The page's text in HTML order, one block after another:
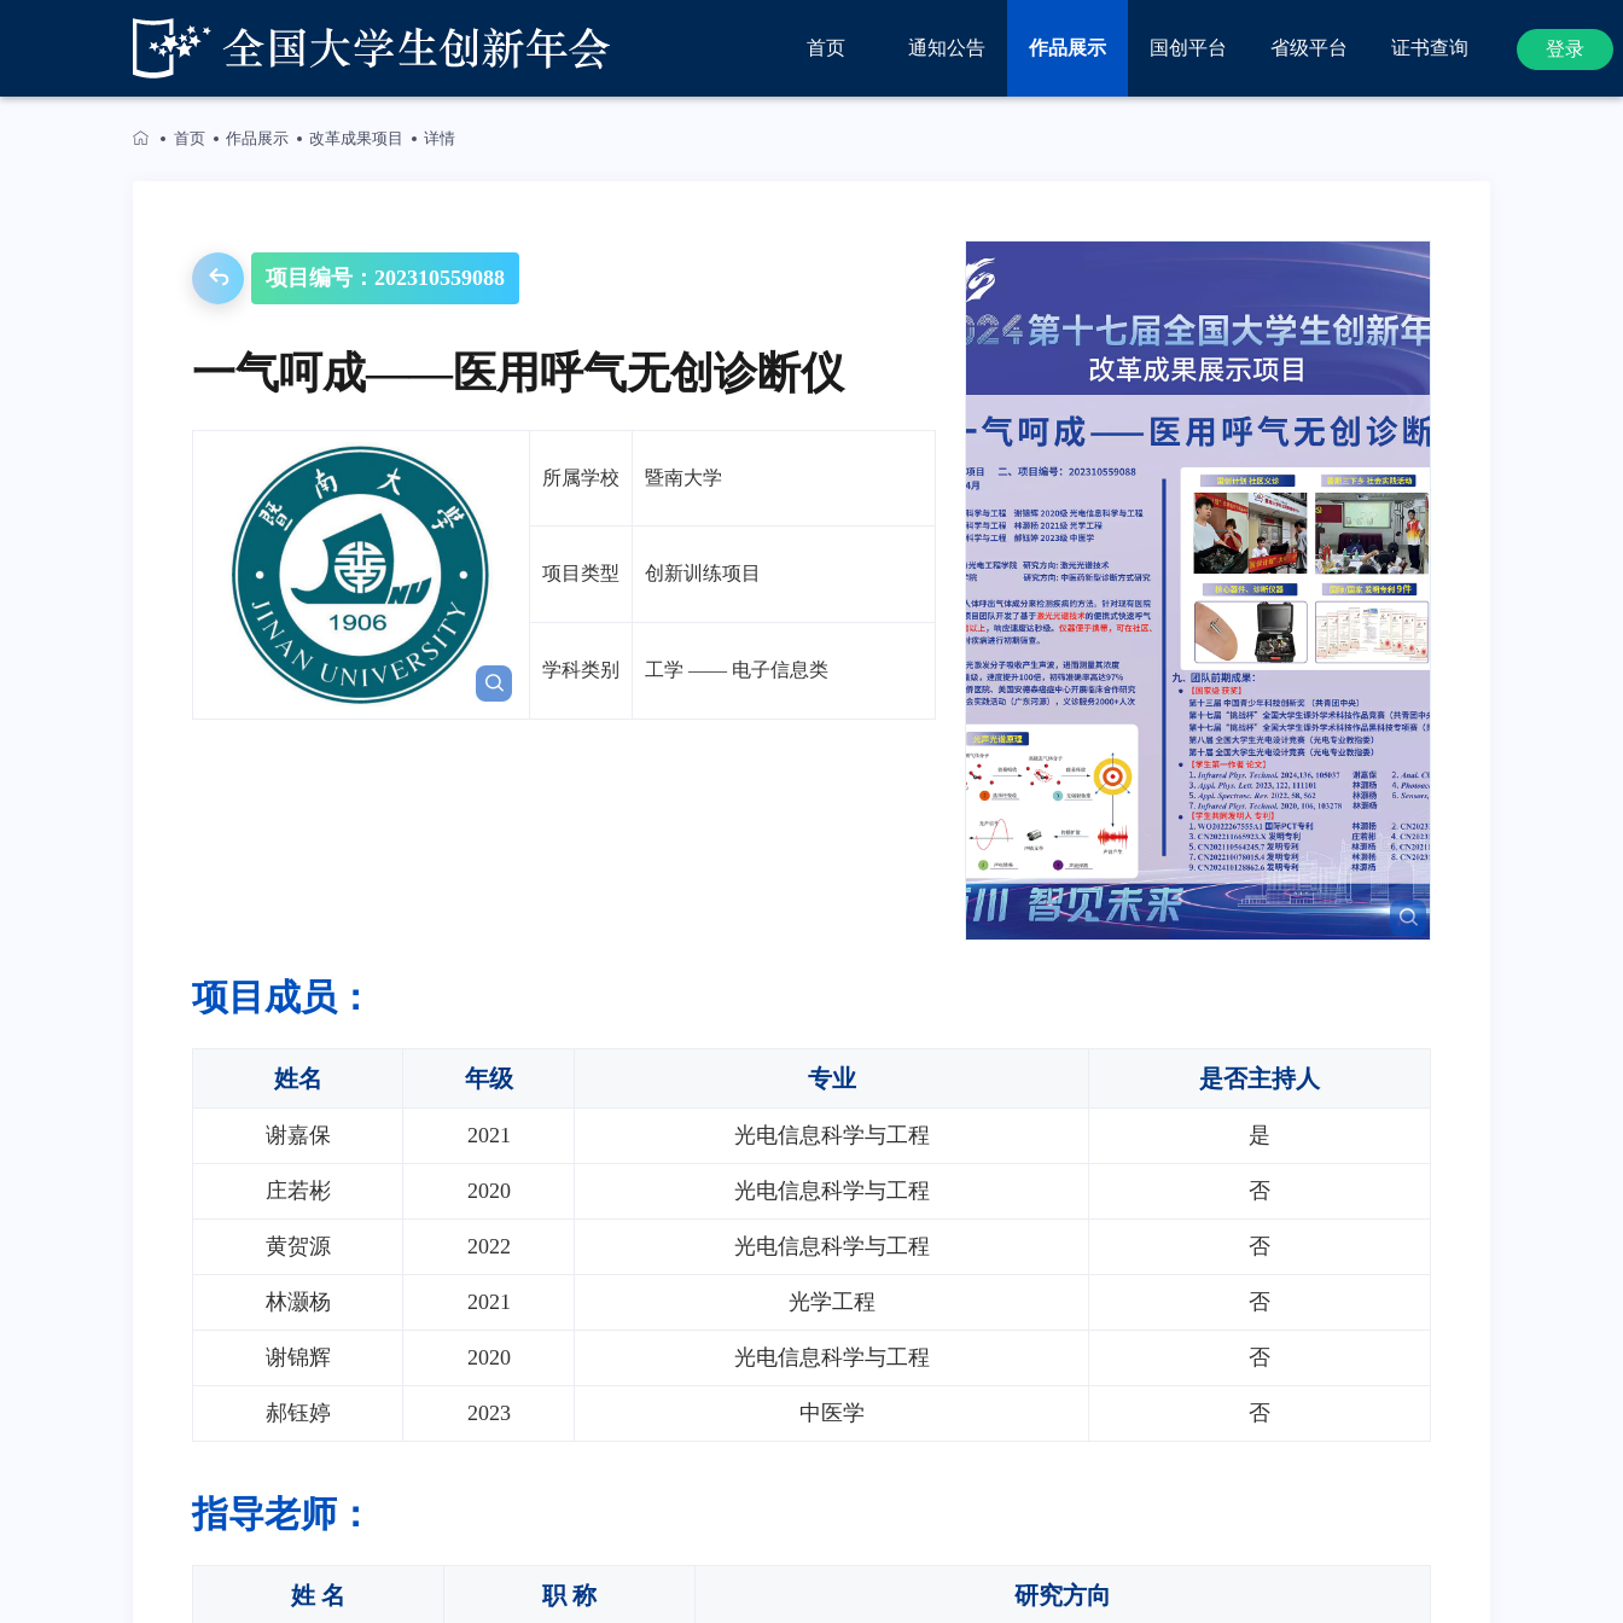
首页 通知公告 作品展示 国创平台 省级平台 证书查询 登录
首页 作品展示 改革成果项目 详情
项目编号：202310559088
一气呵成——医用呼气无创诊断仪
所属学校 暨南大学
项目类型 创新训练项目
学科类别 工学 —— 电子信息类
项目成员：
姓名 年级 专业 是否主持人
谢嘉保 2021 光电信息科学与工程 是
庄若彬 2020 光电信息科学与工程 否
黄贺源 2022 光电信息科学与工程 否
林灏杨 2021 光学工程 否
谢锦辉 2020 光电信息科学与工程 否
郝钰婷 2023 中医学 否
指导老师：
姓 名 职 称 研究方向